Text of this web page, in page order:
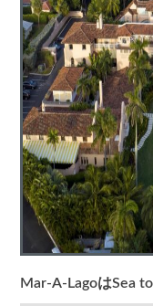
Mar-A-LagoはSea